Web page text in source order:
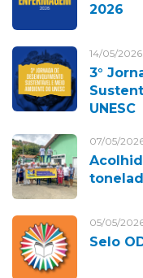
2026
14/05/2026
3°
UNESC
07/05/
05/05/
Selo